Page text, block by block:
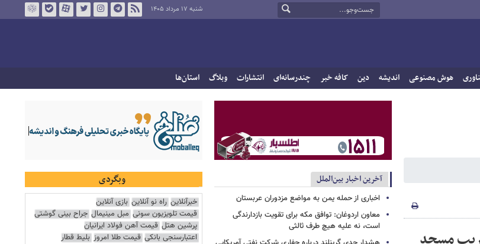
شنبه ۱۷ مرداد ۱۴۰۵
هوش مصنوعی اندیشه دین کافه خبر چندرسانه‌ای انتشارات وبلاگ استان‌ها
آخرین اخبار بین‌الملل
اخباری از حمله یمن به مواضع مزدوران عربستان
معاون اردوغان: توافق مکه برای تقویت بازدارندگی
است، نه علیه هیچ طرف ثالثی
وبگردی
خبرآنلاین راه نو آنلاین بازی آنلاین
قیمت تلویزیون سونی مبل مینیمال جراح بینی گوشتی
پرشین هتل قیمت آهن فولاد ایرانیان
اعتبارسنجی بانکی قیمت طلا امروز بلیط قطار